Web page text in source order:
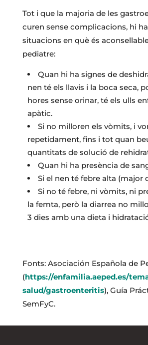
Tot i que la majoria de les
curen sense complicacions, hi
situacions en què és
pediatre:
Quan hi ha signes de
nen té els llavis i la boca seca,
hores sense orinar, té els ulls
apàtic.
Si no milloren els vòmits, i
repetidament, fins i tot quan
quantitats de solució de
Quan hi ha presència de
Si el nen té febre alta (major
Si no té febre, ni vòmits, ni
la femta, però la diarrea no
3 dies amb una dieta i
Fonts: Asociación Española de
(https://enfamilia.aeped.es/
salud/gastroenteritis), Guía
SemFyC.